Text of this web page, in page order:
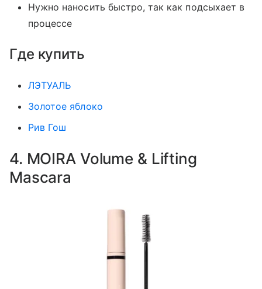
Нужно наносить быстро, так как подсыхает в
процессе
Где купить
ЛЭТУАЛЬ
Золотое яблоко
Рив Гош
4. MOIRA Volume & Lifting
Mascara